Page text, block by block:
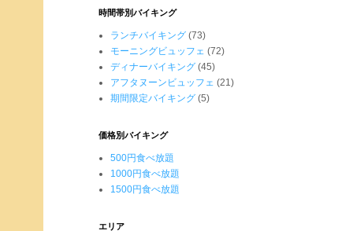
時間帯別バイキング
ランチバイキング (73)
モーニングビュッフェ (72)
ディナーバイキング (45)
アフタヌーンビュッフェ (21)
期間限定バイキング (5)
価格別バイキング
500円食べ放題
1000円食べ放題
1500円食べ放題
エリア